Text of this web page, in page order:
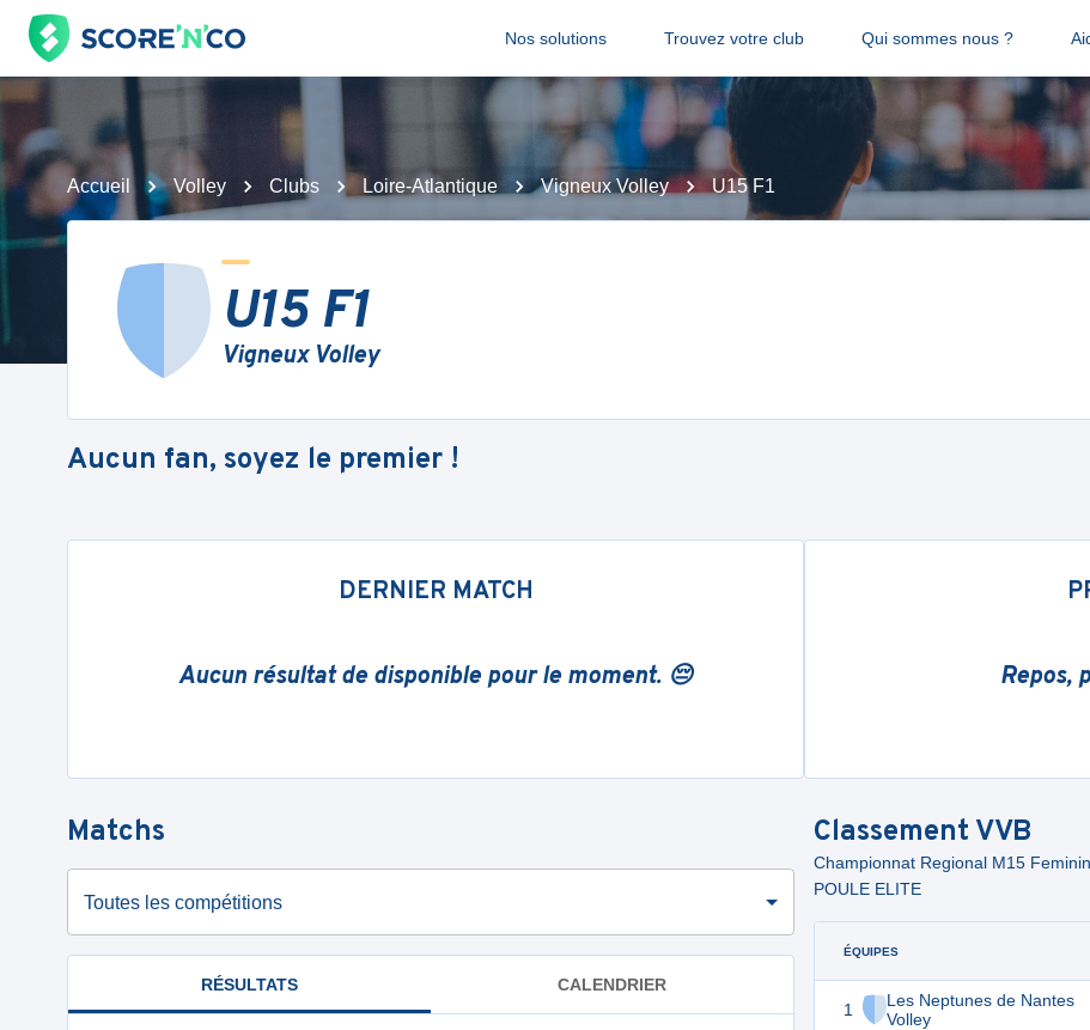
Nos solutions Trouvez votre club Qui sommes nous ?
Accueil Volley Clubs Loire-Atlantique Vigneux Volley U15 F1
U15 F1
Vigneux Volley
Aucun fan, soyez le premier !
DERNIER MATCH
Aucun résultat de disponible pour le moment. 😔 Repos,
Matchs
Toutes les compétitions
RÉSULTATS CALENDRIER
Classement VVB
Championnat Regional M15
POULE ELITE
ÉQUIPES
1
Les Neptunes de Nantes
Volley